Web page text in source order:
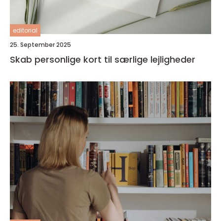
editorial
25. September 2025
Skab personlige kort til særlige lejligheder